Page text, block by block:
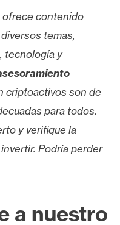
contenido
temas,
tecnología y
criptoactivos son de
para todos.
y verifique la
Podría perder
a nuestro